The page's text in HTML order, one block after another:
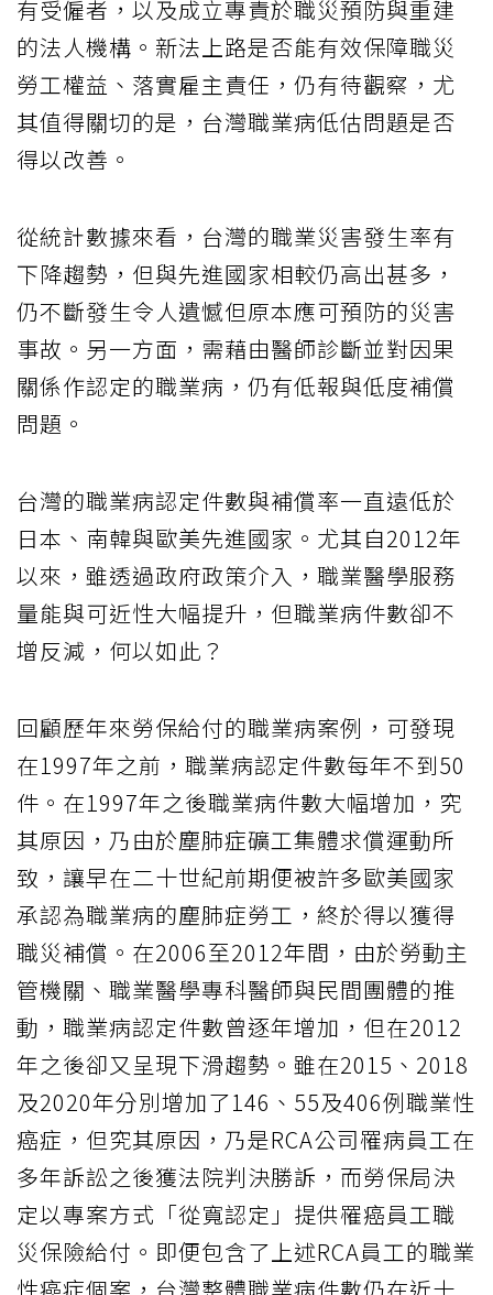
有受僱者，以及成立專責於職災預防與重建
的法人機構。新法上路是否能有效保障職災
勞工權益、落實雇主責任，仍有待觀察，尤
其值得關切的是，台灣職業病低估問題是否
得以改善。
從統計數據來看，台灣的職業災害發生率有
下降趨勢，但與先進國家相較仍高出甚多，
仍不斷發生令人遺憾但原本應可預防的災害
事故。另一方面，需藉由醫師診斷並對因果
關係作認定的職業病，仍有低報與低度補償
問題。
台灣的職業病認定件數與補償率一直遠低於
日本、南韓與歐美先進國家。尤其自2012年
以來，雖透過政府政策介入，職業醫學服務
量能與可近性大幅提升，但職業病件數卻不
增反減，何以如此？
回顧歷年來勞保給付的職業病案例，可發現
在1997年之前，職業病認定件數每年不到50
件。在1997年之後職業病件數大幅增加，究
其原因，乃由於塵肺症礦工集體求償運動所
致，讓早在二十世紀前期便被許多歐美國家
承認為職業病的塵肺症勞工，終於得以獲得
職災補償。在2006至2012年間，由於勞動主
管機關、職業醫學專科醫師與民間團體的推
動，職業病認定件數曾逐年增加，但在2012
年之後卻又呈現下滑趨勢。雖在2015、2018
及2020年分別增加了146、55及406例職業性
癌症，但究其原因，乃是RCA公司罹病員工在
多年訴訟之後獲法院判決勝訴，而勞保局決
定以專案方式「從寬認定」提供罹癌員工職
災保險給付。即便包含了上述RCA員工的職業